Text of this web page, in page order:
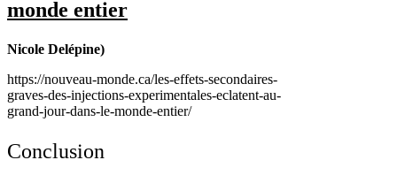
monde entier
Nicole Delépine)
https://nouveau-monde.ca/les-effets-secondaires-
graves-des-injections-experimentales-eclatent-au-
grand-jour-dans-le-monde-entier/
Conclusion